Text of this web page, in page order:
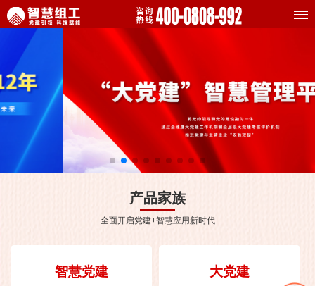
产品家族
全面开启党建+智慧应用新时代
智慧党建 大党建